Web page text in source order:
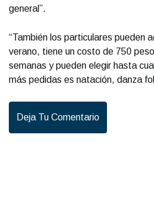
general”.
“También los particulares pueden
verano, tiene un costo de 750
semanas y pueden elegir hasta
más pedidas es natación, danza
Deja Tu Comentario